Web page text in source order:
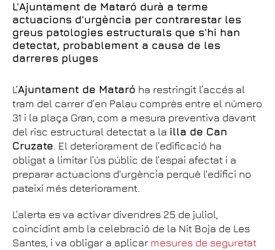
L'Ajuntament de Mataró durà a terme
actuacions d'urgència per contrarestar les
greus patologies estructurals que s'hi han
detectat, probablement a causa de les
darreres pluges
L’Ajuntament de Mataró ha restringit l’accés al
tram del carrer d’en Palau comprès entre el número
31 i la plaça Gran, com a mesura preventiva davant
del risc estructural detectat a la illa de Can
Cruzate. El deteriorament de l’edificació ha
obligat a limitar l’ús públic de l’espai afectat i a
preparar actuacions d'urgència perquè l'edifici no
pateixi més deteriorament.
L’alerta es va activar divendres 25 de juliol,
coincidint amb la celebració de la Nit Boja de Les
Santes, i va obligar a aplicar mesures de seguretat